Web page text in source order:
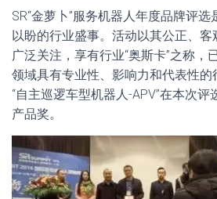
SR“金萝卜”服务机器人年度品牌评
以盼的行业盛事。活动以其公正、
广泛关注，享有行业“奥斯卡”之称，
领域具有专业性、影响力和代表性的
“自主巡逻车型机器人-APV”在本次评
产品奖。